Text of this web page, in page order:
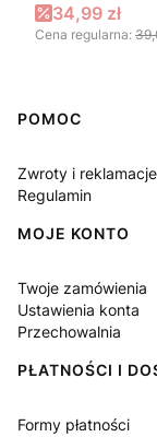
Cena
34,99 zł
Cena regularna:
Linki w
POMOC
Zwroty i reklamacje
Regulamin
MOJE KONTO
Twoje zamówienia
Ustawienia konta
Przechowalnia
PŁATNOŚCI I
Formy płatności